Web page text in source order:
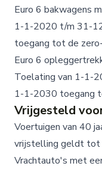
Euro 6 bakwagens
1-1-2020 t/m 31-
toegang tot de
Euro 6
Toelating van 1-1-
1-1-2030 toegang
Vrijgesteld
Voertuigen van 40
vrijstelling geldt
Vrachtauto's met